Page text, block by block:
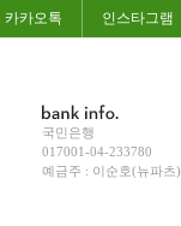
카카오톡 인스타그램
국민은행
017001-04-233780
예금주 : 이순호(뉴파츠)